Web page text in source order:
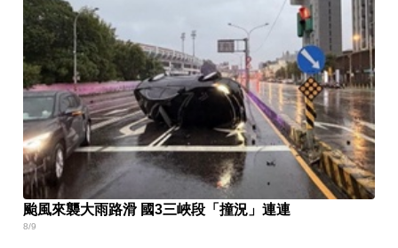
颱風來襲大雨路滑 國3三峽段「撞況」連連
8/9